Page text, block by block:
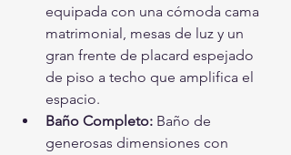
equipada con una cómoda cama
matrimonial, mesas de luz y un
gran frente de placard espejado
de piso a techo que amplifica el
espacio.
Baño Completo: Baño de
generosas dimensiones con